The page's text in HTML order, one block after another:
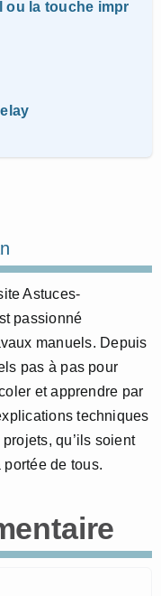
ou la touche impr
Astuces-
passionné
manuels. Depuis
pas à pas pour
et apprendre par
techniques
qu’ils soient
de tous.